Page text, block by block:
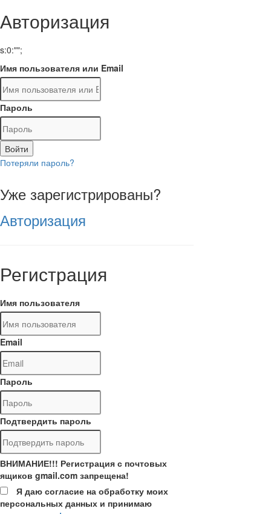
Авторизация
s:0:"";
Имя пользователя или Email
Пароль
Войти
Потеряли пароль?
Уже зарегистрированы?
Авторизация
Регистрация
Имя пользователя
Email
Пароль
Подтвердить пароль
ВНИМАНИЕ!!! Регистрация с почтовых
ящиков gmail.com запрещена!
Я даю согласие на обработку моих
персональных данных и принимаю